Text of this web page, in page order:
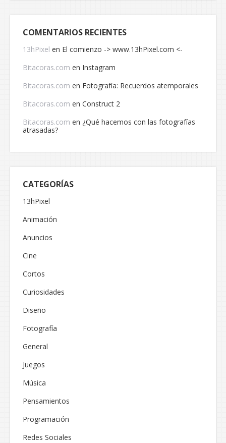
COMENTARIOS RECIENTES
13hPixel en El comienzo -> www.13hPixel.com <-
Bitacoras.com en Instagram
Bitacoras.com en Fotografía: Recuerdos atemporales
Bitacoras.com en Construct 2
Bitacoras.com en ¿Qué hacemos con las fotografías
atrasadas?
CATEGORÍAS
13hPixel
Animación
Anuncios
Cine
Cortos
Curiosidades
Diseño
Fotografía
General
Juegos
Música
Pensamientos
Programación
Redes Sociales